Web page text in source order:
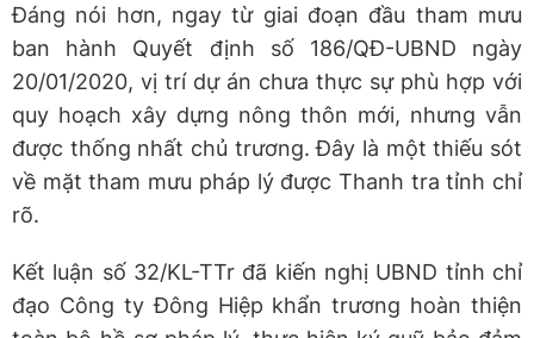
Đáng nói hơn, ngay từ giai đoạn đầu tham mưu
ban hành Quyết định số 186/QĐ-UBND ngày
20/01/2020, vị trí dự án chưa thực sự phù hợp với
quy hoạch xây dựng nông thôn mới, nhưng vẫn
được thống nhất chủ trương. Đây là một thiếu sót
về mặt tham mưu pháp lý được Thanh tra tỉnh chỉ
rõ.
Kết luận số 32/KL-TTr đã kiến nghị UBND tỉnh chỉ
đạo Công ty Đông Hiệp khẩn trương hoàn thiện